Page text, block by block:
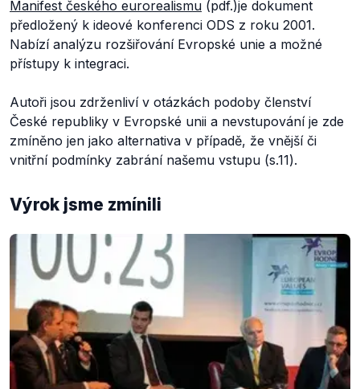
Manifest českého eurorealismu (pdf.)je dokument
předložený k ideové konferenci ODS z roku 2001.
Nabízí analýzu rozšiřování Evropské unie a možné
přístupy k integraci.
Autoři jsou zdrženliví v otázkách podoby členství
České republiky v Evropské unii a nevstupování je zde
zmíněno jen jako alternativa v případě, že vnější či
vnitřní podmínky zabrání našemu vstupu (s.11).
Výrok jsme zmínili